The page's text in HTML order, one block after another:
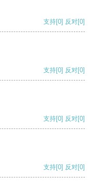
支持[0] 反对[0]
支持[0] 反对[0]
支持[0] 反对[0]
支持[0] 反对[0]